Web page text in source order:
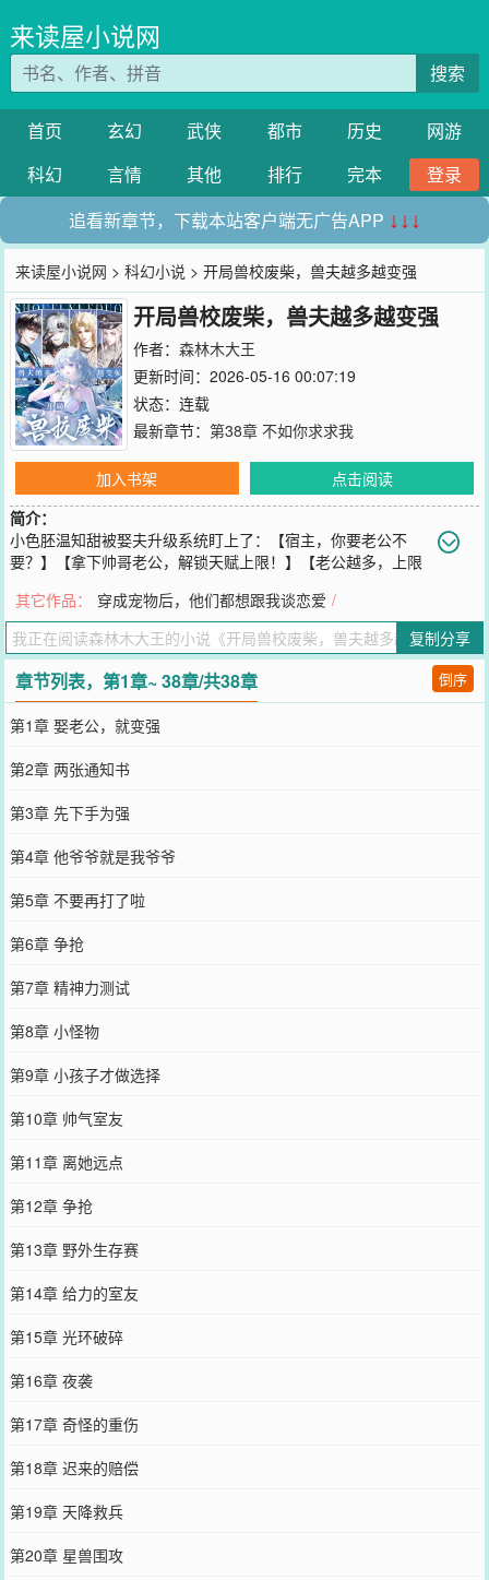
来读屋小说网
搜索
首页 玄幻 武侠 都市 历史
网游
科幻
言情 其他 排行 完本
登录
追看新章节，下载本站客户端无广告APP ↓↓↓
来读屋小说网 >科幻小说 > 开局兽校废柴，兽夫越多越变强
开局兽校废柴，兽夫越多越变强
作者： 森林木大王
更新时间：2026-05-16 00:07:19
状态：连载
最新章节： 第38章 不如你求求我
加入书架
点击阅读
简介：
小色胚温知甜被娶夫升级系统盯上了：【宿主，你要老公不
要？】【拿下帅哥老公，解锁天赋上限！】【老公越多，上限
即合，撸起袖子穿进新世界干大事。*新世界里，人类分裂成两大阵营
死磕了三千年——驾驭机甲星舰的智械派、融合异族血脉的泛生派。
两条修炼路径水火不容。温知甜摸了摸下巴：听起来都不难，就是缺
个入门的“钥匙”。而她的钥匙嘛……当然是帅哥老公啦。她火速展开
攻略。上午，她调戏冷峻禁欲的工科男神。下午，她被野性兽系帅学
长堵在墙角。晚上还要敲开隔壁宿舍的门，无辜眨眼：“在？看看腹肌
～”众人以为她纯好色，却没想到，每拿下一个老公，温知甜的精神力
就暴涨一截，天赋技能更是学啥会啥。短短数月，她从默默无闻直接
封神，跨阵营双修，吊打所有天之骄子。曾经觉得她只会说大话的兽
校男神们纷纷找上门，一个个把她堵在角落，嗓音低哑：“上次不是你
说要看看腹肌？现在跑什么？”温知甜小脸一红：“别急，一个一个来
～”
您要是觉得《开局兽校废柴，兽夫越多越变强
记向您QQ群和微博微信里的朋友推荐哦！
其它作品： 穿成宠物后，他们都想跟我谈恋爱 /
复制分享
章节列表，第1章~ 38章/共38章 倒序
第1章 娶老公，就变强
第2章 两张通知书
第3章 先下手为强
第4章 他爷爷就是我爷爷
第5章 不要再打了啦
第6章 争抢
第7章 精神力测试
第8章 小怪物
第9章 小孩子才做选择
第10章 帅气室友
第11章 离她远点
第12章 争抢
第13章 野外生存赛
第14章 给力的室友
第15章 光环破碎
第16章 夜袭
第17章 奇怪的重伤
第18章 迟来的赔偿
第19章 天降救兵
第20章 星兽围攻